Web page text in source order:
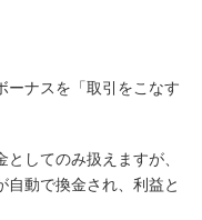
ーナスを「取引をこなす
してのみ扱えますが、
自動で換金され、利益と